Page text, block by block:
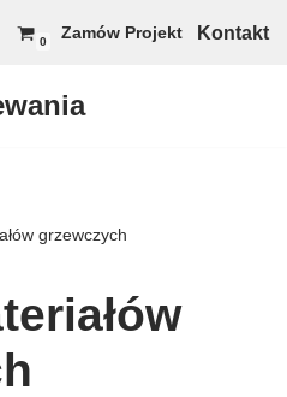
0 Zamów Projekt Kontakt
grzewczych